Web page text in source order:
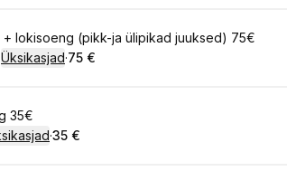
+ lokisoeng (pikk-ja ülipikad juuksed) 75€
Üksikasjad·
. Hind
75 €
35€
·
.Hind
35 €